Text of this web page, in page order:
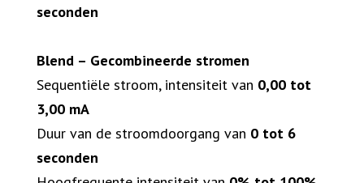
seconden
Blend – Gecombineerde stromen
Sequentiële stroom, intensiteit van 0,00 tot
3,00 mA
Duur van de stroomdoorgang van 0 tot 6
seconden